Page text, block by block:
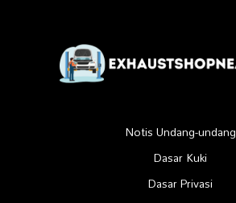
Notis Undang-undang
Dasar Kuki
Dasar Privasi